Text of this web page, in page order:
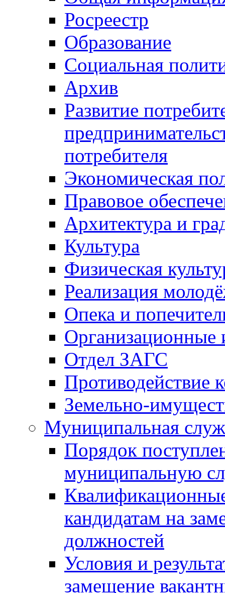
Росреестр
Образование
Социальная
Архив
Развитие
потребителя
Экономическая
Правовое
Архитектура и
Культура
Физическая
Реализация
Опека и
Отдел ЗАГС
Противодействие
Земельно-
Муниципальная
Порядок
муниципальную
кандидатам на
должностей
Условия и
замещение